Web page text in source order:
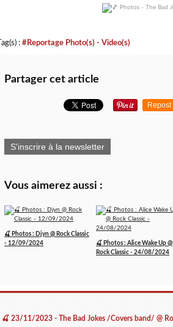
Tag(s) : #Reportage Photo(s) - Video(s)
Partager cet article
Repost
S'inscrire à la newsletter
Vous aimerez aussi :
🍒 Photos : Djyn @ Rock Classic
- 12/09/2024
🍒 Photos : Alice Wake Up @
Rock Classic - 24/08/2024